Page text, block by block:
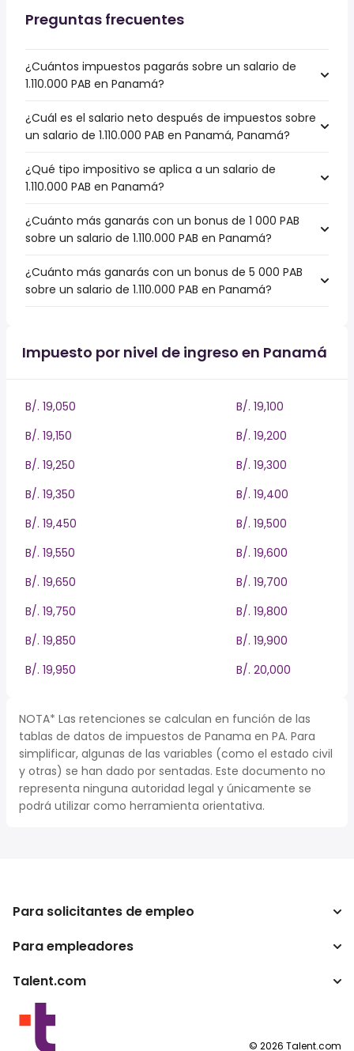
Preguntas frecuentes
¿Cuántos impuestos pagarás sobre un salario de
1.110.000 PAB en Panamá?
¿Cuál es el salario neto después de impuestos sobre
un salario de 1.110.000 PAB en Panamá, Panamá?
¿Qué tipo impositivo se aplica a un salario de
1.110.000 PAB en Panamá?
¿Cuánto más ganarás con un bonus de 1 000 PAB
sobre un salario de 1.110.000 PAB en Panamá?
¿Cuánto más ganarás con un bonus de 5 000 PAB
sobre un salario de 1.110.000 PAB en Panamá?
Impuesto por nivel de ingreso en Panamá
B/. 19,050
B/. 19,100
B/. 19,150
B/. 19,200
B/. 19,250
B/. 19,300
B/. 19,350
B/. 19,400
B/. 19,450
B/. 19,500
B/. 19,550
B/. 19,600
B/. 19,650
B/. 19,700
B/. 19,750
B/. 19,800
B/. 19,850
B/. 19,900
B/. 19,950
B/. 20,000
NOTA* Las retenciones se calculan en función de las
tablas de datos de impuestos de Panama en PA. Para
simplificar, algunas de las variables (como el estado civil
y otras) se han dado por sentadas. Este documento no
representa ninguna autoridad legal y únicamente se
podrá utilizar como herramienta orientativa.
Para solicitantes de empleo
Buscador de trabajo
Para empleadores
Empresa
Programas para publishers
Talent.com
Otros países
Condiciones de uso
© 2026 Talent.com